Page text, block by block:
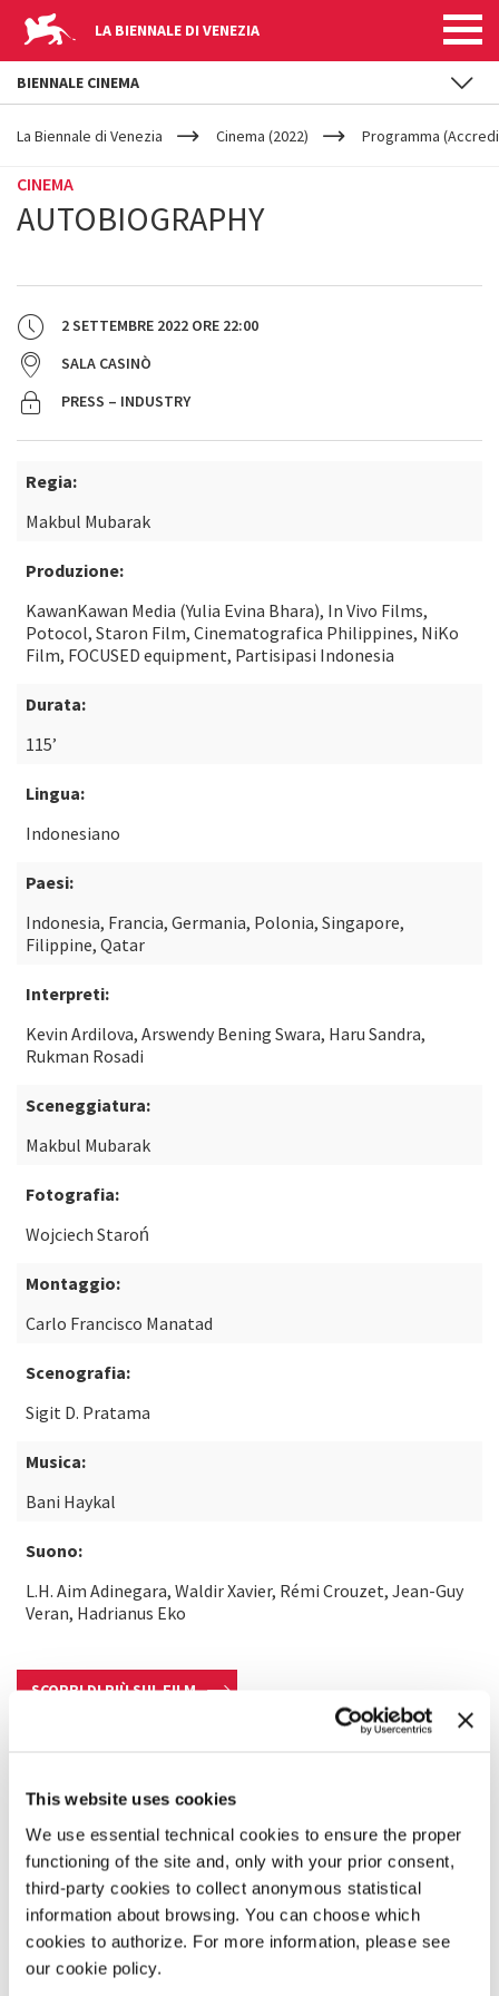
This website uses cookies
We use essential technical cookies to ensure the proper
functioning of the site and, only with your prior consent,
third-party cookies to collect anonymous statistical
information about browsing. You can choose which
cookies to authorize. For more information, please see
our cookie policy.
LA BIENNALE DI VENEZIA
YOUR
ARE
La Biennale di Venezia Cinema (2022) Programma
CINEMA
AUTOBIOGRAPHY
2 SETTEMBRE 2022 ORE 22:00
SALA CASINÒ
PRESS – INDUSTRY
Regia:
Makbul Mubarak
Produzione:
KawanKawan Media (Yulia Evina Bhara), In Vivo Films,
Potocol, Staron Film, Cinematografica Philippines, NiKo
Film, FOCUSED equipment, Partisipasi Indonesia
Durata:
115’
Lingua:
Indonesiano
Paesi:
Indonesia, Francia, Germania, Polonia, Singapore,
Filippine, Qatar
Interpreti:
Kevin Ardilova, Arswendy Bening Swara, Haru Sandra,
Rukman Rosadi
Sceneggiatura:
Makbul Mubarak
Fotografia:
Wojciech Staroń
Montaggio:
Carlo Francisco Manatad
Scenografia:
Sigit D. Pratama
Musica:
Bani Haykal
Suono:
L.H. Aim Adinegara, Waldir Xavier, Rémi Crouzet, Jean-Guy
Veran, Hadrianus Eko
SCOPRI DI PIÙ SUL FILM
BIENNALE CINEMA